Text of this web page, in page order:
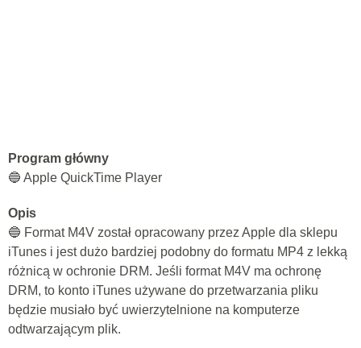
Program główny
🔵 Apple QuickTime Player
Opis
🔵 Format M4V został opracowany przez Apple dla sklepu
iTunes i jest dużo bardziej podobny do formatu MP4 z lekką
różnicą w ochronie DRM. Jeśli format M4V ma ochronę
DRM, to konto iTunes używane do przetwarzania pliku
będzie musiało być uwierzytelnione na komputerze
odtwarzającym plik.